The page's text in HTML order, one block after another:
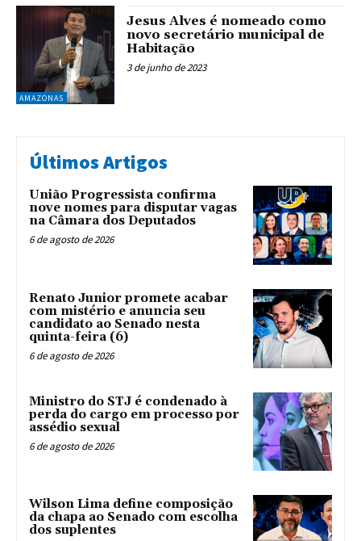
AMAZONAS
Jesus Alves é nomeado como
novo secretário municipal de
Habitação
3 de junho de 2023
Últimos Artigos
União Progressista confirma
nove nomes para disputar vagas
na Câmara dos Deputados
6 de agosto de 2026
Renato Junior promete acabar
com mistério e anuncia seu
candidato ao Senado nesta
quinta-feira (6)
6 de agosto de 2026
Ministro do STJ é condenado à
perda do cargo em processo por
assédio sexual
6 de agosto de 2026
Wilson Lima define composição
da chapa ao Senado com escolha
dos suplentes